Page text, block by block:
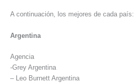
A continuación, los mejores de cada país:
Argentina
Agencia
-Grey Argentina
– Leo Burnett Argentina